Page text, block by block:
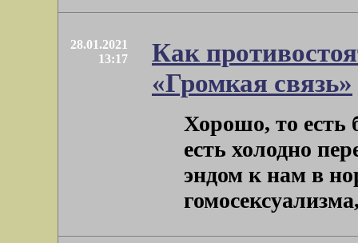
28.01.2021
13:17
Как
«Громкая связь»
Хорошо, то есть
есть холодно
эндом к нам в